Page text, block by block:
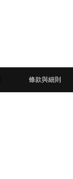
條款與細則